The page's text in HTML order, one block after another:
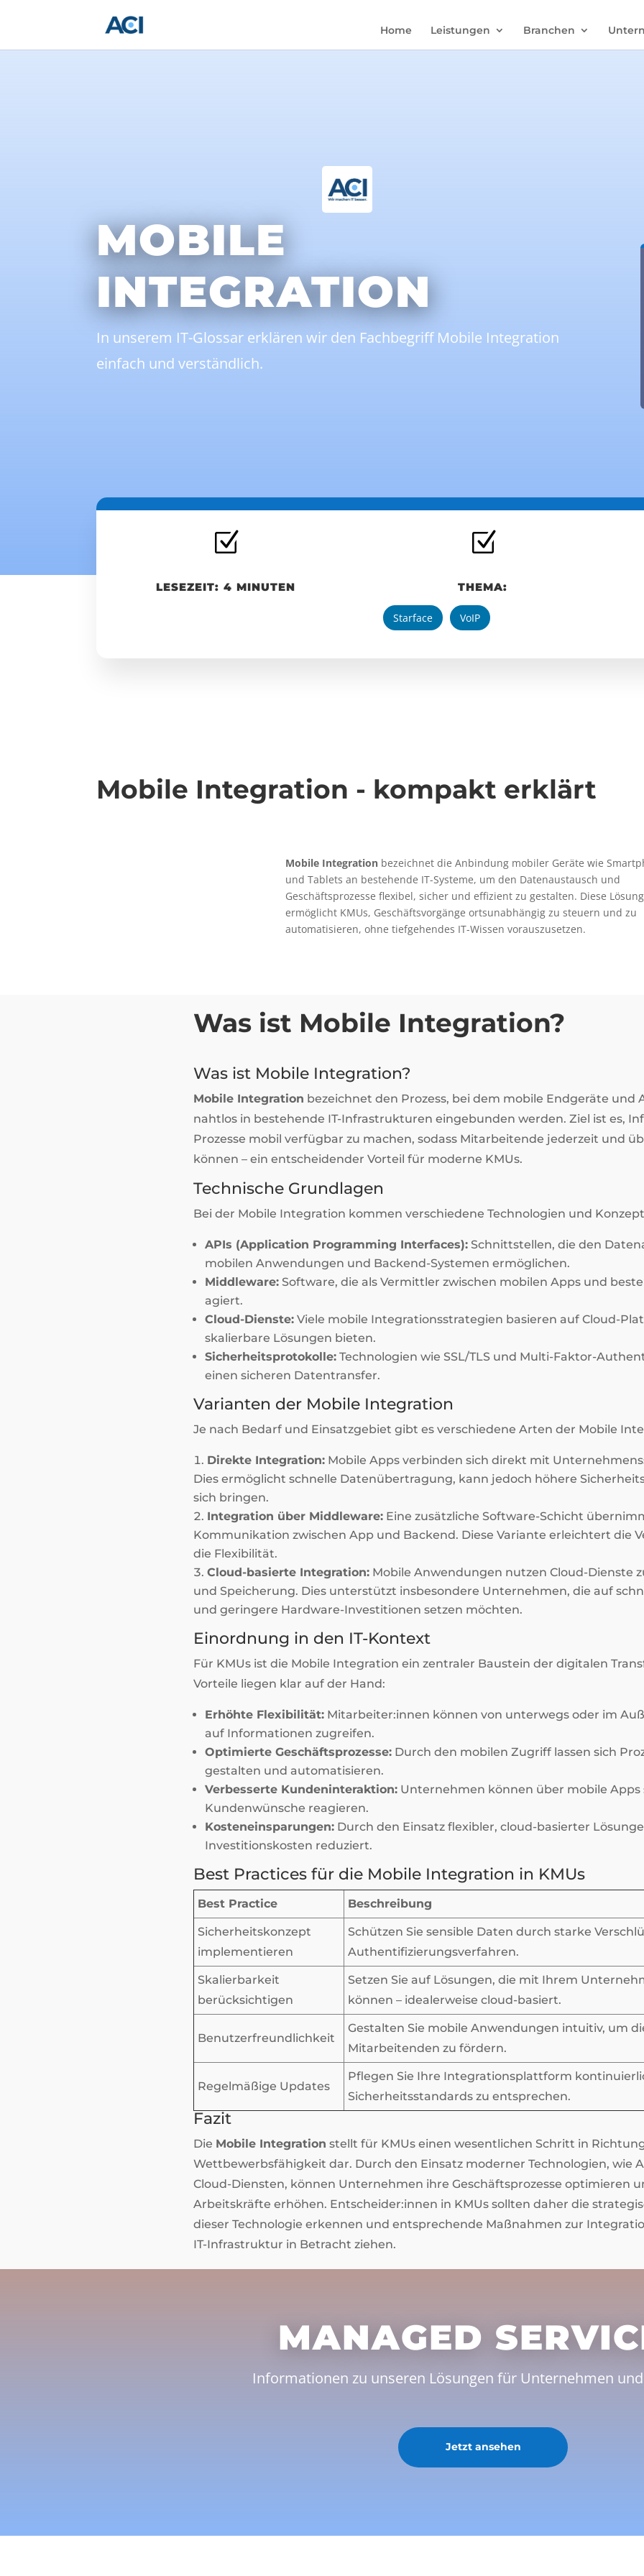
Home Leistungen Branchen
MOBILE
INTEGRATION
In unserem IT-Glossar erklären wir den Fachbegriff Mobile Integration
einfach und verständlich.
Z
LESEZEIT: 4 MINUTEN
Z
THEMA:
Starface VoIP
Mobile Integration - kompakt erklärt
Mobile Integration bezeichnet die Anbindung mobiler Geräte wie
und Tablets an bestehende IT-Systeme, um den Datenaustausch und
Geschäftsprozesse flexibel, sicher und effizient zu gestalten. Diese Lösung
ermöglicht KMUs, Geschäftsvorgänge ortsunabhängig zu steuern und zu
automatisieren, ohne tiefgehendes IT-Wissen vorauszusetzen.
Was ist Mobile Integration?
Was ist Mobile Integration?
Mobile Integration bezeichnet den Prozess, bei dem mobile Endgeräte und
nahtlos in bestehende IT-Infrastrukturen eingebunden werden. Ziel ist es,
Prozesse mobil verfügbar zu machen, sodass Mitarbeitende jederzeit und
können – ein entscheidender Vorteil für moderne KMUs.
Technische Grundlagen
Bei der Mobile Integration kommen verschiedene Technologien und
APIs (Application Programming Interfaces):Schnittstellen, die den
mobilen Anwendungen und Backend-Systemen ermöglichen.
Middleware:Software, die als Vermittler zwischen mobilen Apps und
agiert.
Cloud-Dienste:Viele mobile Integrationsstrategien basieren auf Cloud-
skalierbare Lösungen bieten.
Sicherheitsprotokolle:Technologien wie SSL/TLS und Multi-Faktor-
einen sicheren Datentransfer.
Varianten der Mobile Integration
Je nach Bedarf und Einsatzgebiet gibt es verschiedene Arten der Mobile
Direkte Integration:Mobile Apps verbinden sich direkt mit
Dies ermöglicht schnelle Datenübertragung, kann jedoch höhere
sich bringen.
Integration über Middleware:Eine zusätzliche Software-Schicht
Kommunikation zwischen App und Backend. Diese Variante erleichtert die
die Flexibilität.
Cloud-basierte Integration:Mobile Anwendungen nutzen Cloud-Dienste
und Speicherung. Dies unterstützt insbesondere Unternehmen, die auf
und geringere Hardware-Investitionen setzen möchten.
Einordnung in den IT-Kontext
Für KMUs ist die Mobile Integration ein zentraler Baustein der digitalen
Vorteile liegen klar auf der Hand:
Erhöhte Flexibilität:Mitarbeiter:innen können von unterwegs oder im
auf Informationen zugreifen.
Optimierte Geschäftsprozesse:Durch den mobilen Zugriff lassen sich
gestalten und automatisieren.
Verbesserte Kundeninteraktion:Unternehmen können über mobile Apps
Kundenwünsche reagieren.
Kosteneinsparungen:Durch den Einsatz flexibler, cloud-basierter
Investitionskosten reduziert.
Best Practices für die Mobile Integration in KMUs
Best Practice Beschreibung
Sicherheitskonzept
implementieren
Schützen Sie sensible Daten durch starke
Authentifizierungsverfahren.
Skalierbarkeit
berücksichtigen
Setzen Sie auf Lösungen, die mit Ihrem
können – idealerweise cloud-basiert.
Benutzerfreundlichkeit
Gestalten Sie mobile Anwendungen intuitiv, um
Mitarbeitenden zu fördern.
Regelmäßige Updates
Pflegen Sie Ihre Integrationsplattform
Sicherheitsstandards zu entsprechen.
Fazit
Die Mobile Integration stellt für KMUs einen wesentlichen Schritt in
Wettbewerbsfähigkeit dar. Durch den Einsatz moderner Technologien, wie
Cloud-Diensten, können Unternehmen ihre Geschäftsprozesse optimieren
Arbeitskräfte erhöhen. Entscheider:innen in KMUs sollten daher die
dieser Technologie erkennen und entsprechende Maßnahmen zur
IT-Infrastruktur in Betracht ziehen.
MANAGED
Informationen zu unseren Lösungen für Unternehmen und
Jetzt ansehen